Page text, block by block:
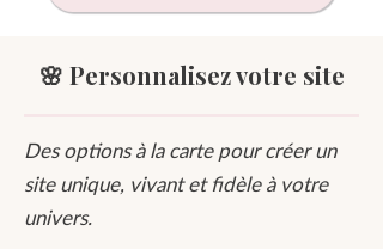
🌸 Personnalisez votre site
Des options à la carte pour créer un
site unique, vivant et fidèle à votre
univers.